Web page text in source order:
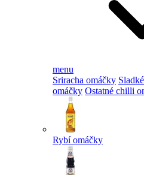
menu
Sriracha omáčky
omáčky Ostatné chilli
Rybí omáčky